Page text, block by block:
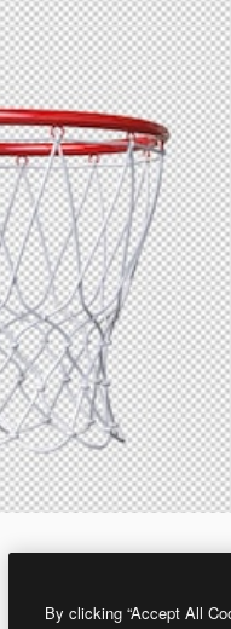
By clicking “Accept All